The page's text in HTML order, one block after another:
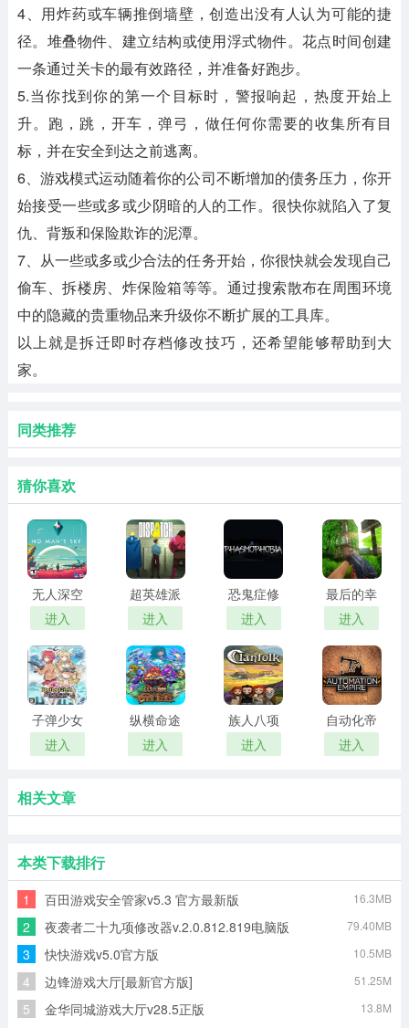
4、用炸药或车辆推倒墙壁，创造出没有人认为可能的捷
径。堆叠物件、建立结构或使用浮式物件。花点时间创建
一条通过关卡的最有效路径，并准备好跑步。
5.当你找到你的第一个目标时，警报响起，热度开始上
升。跑，跳，开车，弹弓，做任何你需要的收集所有目
标，并在安全到达之前逃离。
6、游戏模式运动随着你的公司不断增加的债务压力，你开
始接受一些或多或少阴暗的人的工作。很快你就陷入了复
仇、背叛和保险欺诈的泥潭。
7、从一些或多或少合法的任务开始，你很快就会发现自己
偷车、拆楼房、炸保险箱等等。通过搜索散布在周围环境
中的隐藏的贵重物品来升级你不断扩展的工具库。
以上就是拆迁即时存档修改技巧，还希望能够帮助到大
家。
同类推荐
猜你喜欢
无人深空
修改器
进入
超英雄派
遣中心修
改器
进入
恐鬼症修
改器
进入
最后的幸
存者二十
三项修改
器
进入
子弹少女
幻想十二
项修改器
进入
纵横命途
十一项修
改器
进入
族人八项
修改器
进入
自动化帝
国修改器
进入
相关文章
本类下载排行
1 百田游戏安全管家v5.3 官方最新版 16.3MB
2 夜袭者二十九项修改器v.2.0.812.819电脑版 79.40MB
3 快快游戏v5.0官方版 10.5MB
4 边锋游戏大厅[最新官方版] 51.25M
5 金华同城游戏大厅v28.5正版 13.8M